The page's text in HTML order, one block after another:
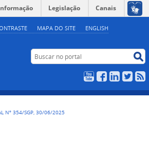
MAPA DO SITE ENGLISH
Legislação Canais
Buscar no portal
YouTubeFacebookLinkedIn
Twitter
Nº 354/SGP, 30/06/2025